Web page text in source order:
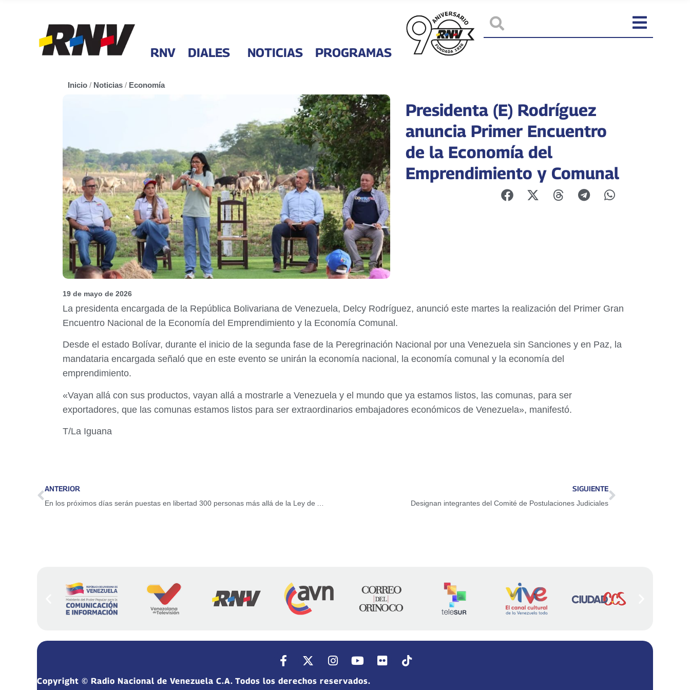
RNV DIALES NOTICIAS PROGRAMAS
Inicio / Noticias / Economía
Presidenta (E) Rodríguez
anuncia Primer Encuentro
de la Economía del
Emprendimiento y Comunal
19 de mayo de 2026
La presidenta encargada de la República Bolivariana de Venezuela, Delcy Rodríguez, anunció este martes la realización del Primer Gran
Encuentro Nacional de la Economía del Emprendimiento y la Economía Comunal.
Desde el estado Bolívar, durante el inicio de la segunda fase de la Peregrinación Nacional por una Venezuela sin Sanciones y en Paz, la
mandataria encargada señaló que en este evento se unirán la economía nacional, la economía comunal y la economía del
emprendimiento.
«Vayan allá con sus productos, vayan allá a mostrarle a Venezuela y el mundo que ya estamos listos, las comunas, para ser
exportadores, que las comunas estamos listos para ser extraordinarios embajadores económicos de Venezuela», manifestó.
T/La Iguana
ANTERIOR
En los próximos días serán puestas en libertad 300 personas más allá de la Ley de Amnistía
SIGUIENTE
Designan integrantes del Comité de Postulaciones Judiciales
Copyright © Radio Nacional de Venezuela C.A. Todos los derechos reservados.